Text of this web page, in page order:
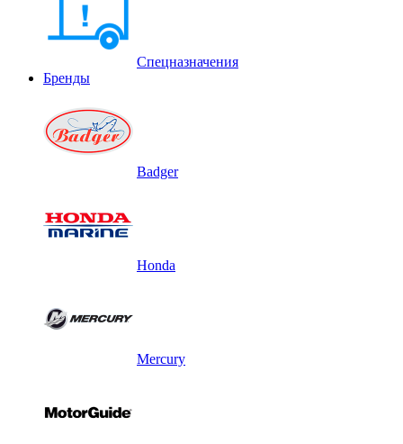
Спецназначения
Бренды
Badger
Honda
Mercury